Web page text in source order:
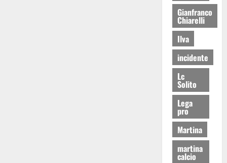
Gianfranco
Chiarelli
Ilva
incidente
Lc
Solito
Lega
pro
Martina
martina
calcio